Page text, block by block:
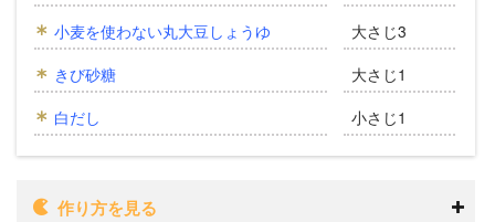
小麦を使わない丸大豆しょうゆ
きび砂糖
白だし
大さじ3
大さじ1
小さじ1
作り方を見る